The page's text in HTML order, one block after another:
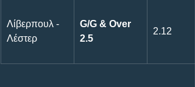
Λίβερπουλ -
Λέστερ
G/G & Over
2.5
2.12